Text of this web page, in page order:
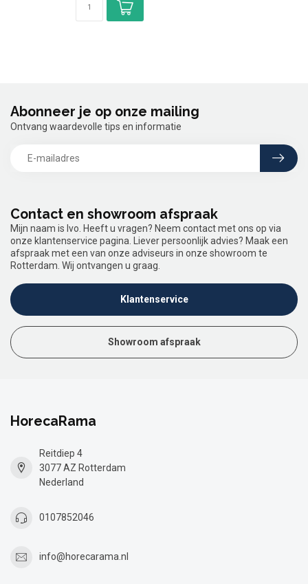
Contact en showroom afspraak
Mijn naam is Ivo. Heeft u vragen? Neem contact met ons op via
onze klantenservice pagina. Liever persoonlijk advies? Maak een
afspraak met een van onze adviseurs in onze showroom te
Rotterdam. Wij ontvangen u graag.
Klantenservice
Showroom afspraak
Abonneer je op onze mailing
Ontvang waardevolle tips en informatie
HorecaRama
Reitdiep 4
3077 AZ Rotterdam
Nederland
0107852046
info@horecarama.nl